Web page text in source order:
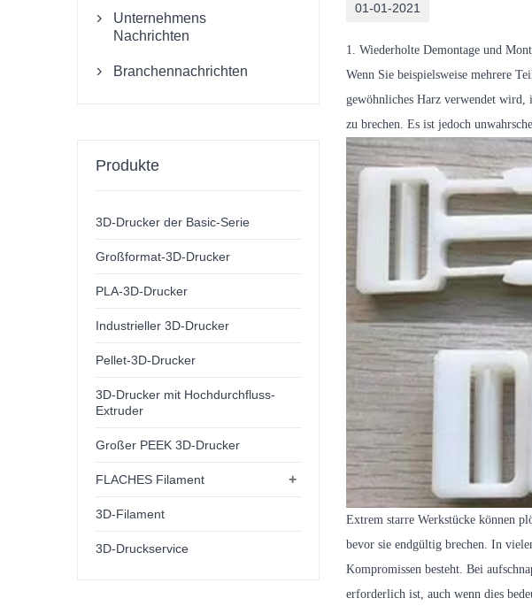
01-01-2021
1. Wiederholte Demontage und
Wenn Sie beispielsweise mehrere
gewöhnliches Harz verwendet wird,
zu brechen. Es ist jedoch
Extrem starre Werkstücke können
bevor sie endgültig brechen. In
Kompromissen besteht. Bei
erforderlich ist, auch wenn dies

Unternehmens
Nachrichten
 Branchennachrichten
Produkte
3D-Drucker der Basic-Serie
Großformat-3D-Drucker
PLA-3D-Drucker
Industrieller 3D-Drucker
Pellet-3D-Drucker
3D-Drucker mit Hochdurchfluss-
Extruder
Großer PEEK 3D-Drucker
+
FLACHES Filament
3D-Filament
3D-Druckservice